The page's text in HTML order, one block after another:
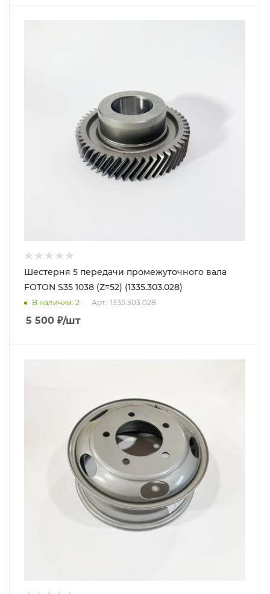
Шестерня 5 передачи промежуточного вала
FOTON S35 1038 (Z=52) (1335.303.028)
В наличии: 2 Арт.: 1335.303.028
5 500 ₽/шт